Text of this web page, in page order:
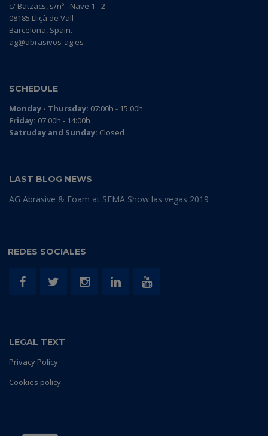
c/ Batzacs, s/nº - Nave 1 - 2
08185 Lliçà de Vall
Barcelona, Spain.
ag@abrasivos-ag.es
SCHEDULE
Monday - Thursday: 07:00h - 15:00h
Friday: 07:00h - 14:00h
Satruday and Sunday: Closed
LAST BLOG NEWS
AG Abrasive & Foam at SEMA Show las vegas 2019
REDES SOCIALES
LEGAL TEXT
Privacy Policy
Cookies policy